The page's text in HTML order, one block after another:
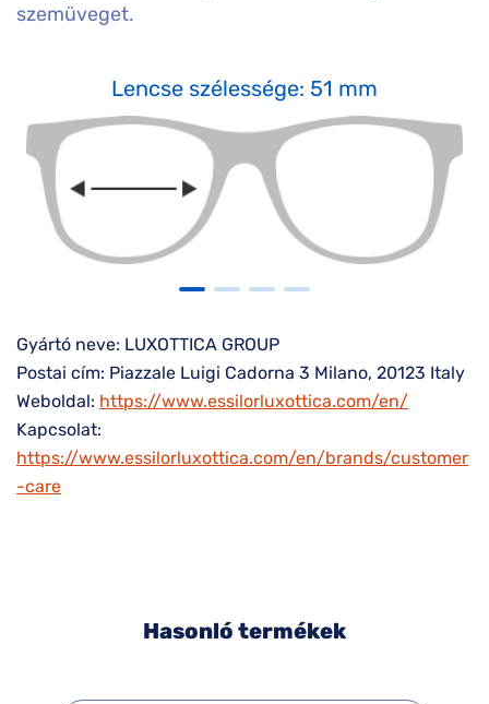
szemüveget.
Lencse szélessége: 51 mm
Gyártó neve: LUXOTTICA GROUP
Postai cím: Piazzale Luigi Cadorna 3 Milano, 20123 Italy
Weboldal: https://www.essilorluxottica.com/en/
Kapcsolat:
https://www.essilorluxottica.com/en/brands/customer
-care
Hasonló termékek